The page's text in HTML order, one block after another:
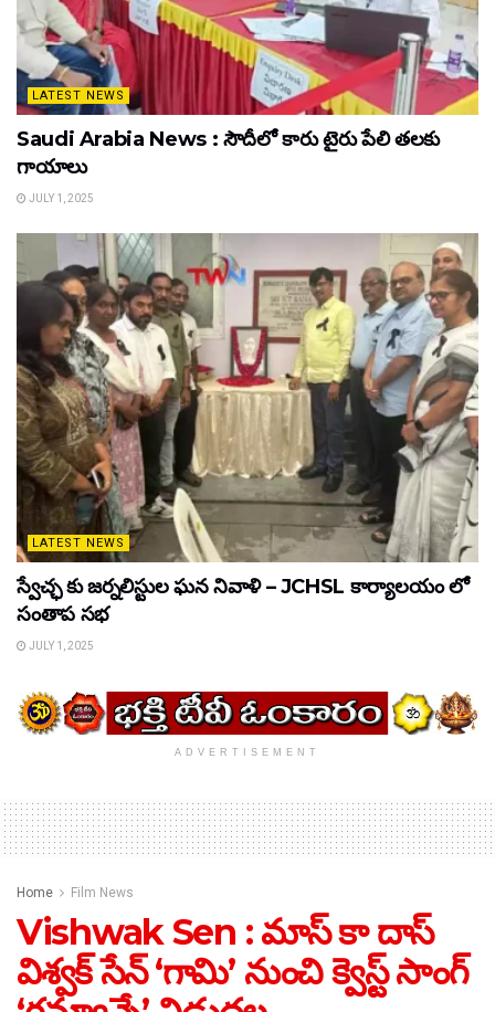
LATEST NEWS
Saudi Arabia News : సౌదీలో కారు టైరు పేలి తలకు
గాయాలు
JULY 1, 2025
LATEST NEWS
స్వేచ్ఛ కు జర్నలిస్టుల ఘన నివాళి – JCHSL కార్యాలయం లో
సంతాప సభ
JULY 1, 2025
ADVERTISEMENT
Home Film News
Vishwak Sen : మాస్ కా దాస్
విశ్వక్ సేన్ ‘గామి’ నుంచి క్వెస్ట్ సాంగ్